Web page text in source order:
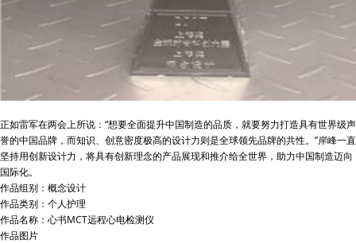
正如雷军在两会上所说：“想要全面提升中国制造的品质，就要努力打造具有世界级声
誉的中国品牌，而知识、创意密度极高的设计力则是全球领先品牌的共性。”岸峰一直
坚持用创新设计力，将具有创新理念的产品展现和推介给全世界，助力中国制造迈向
国际化。
作品组别：概念设计
作品类别：个人护理
作品名称：心书MCT远程心电检测仪
作品图片